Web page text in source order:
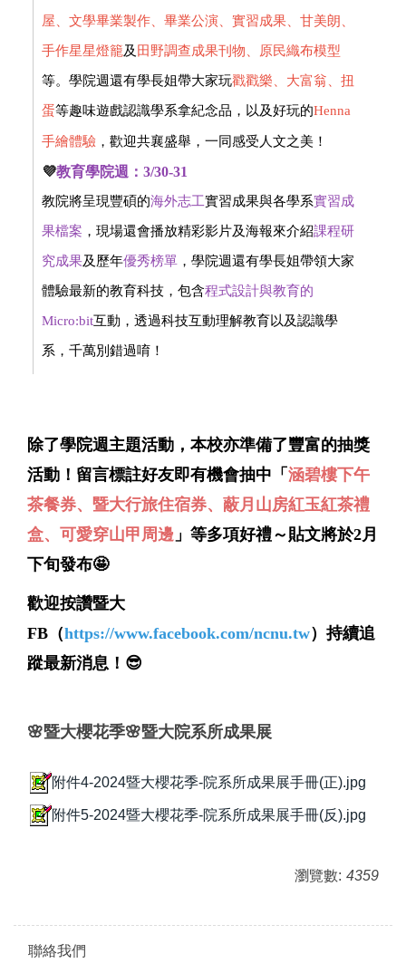
屋、文學畢業製作、畢業公演、實習成果、甘美朗、
手作星星燈籠及 田野調查成果刊物、原民織布模型
等。學院週還有學長姐帶大家玩戳戳樂、大富翁、扭
蛋等趣味遊戲認識學系拿紀念品，以及好玩的Henna
手繪體驗 ，歡迎共襄盛舉，一同感受人文之美！
💜教育學院週：3/30-31
教院將呈現豐碩的海外志工實習成果與各學系實習成
果檔案 ，現場還會播放精彩影片及海報來介紹課程研
究成果及歷年優秀榜單 ，學院週還有學長姐帶領大家
體驗最新的教育科技，包含程式設計與教育的
Micro:bit互動，透過科技互動理解教育以及認識學
系，千萬別錯過唷！
除了學院週主題活動，本校亦準備了豐富的抽獎
活動！留言標註好友即有機會抽中「 涵碧樓下午
茶餐券、暨大行旅住宿券、蔽月山房紅玉紅茶禮
盒、可愛穿山甲周邊 」等多項好禮～ 貼文將於2月
下旬發布🤩
歡迎按讚暨大
FB（https://www.facebook.com/ncnu.tw）持續追
蹤最新消息！😎
🌸暨大櫻花季🌸暨大院系所成果展
附件4-2024暨大櫻花季-院系所成果展手冊(正).jpg
附件5-2024暨大櫻花季-院系所成果展手冊(反).jpg
瀏覽數: 4359
聯絡我們